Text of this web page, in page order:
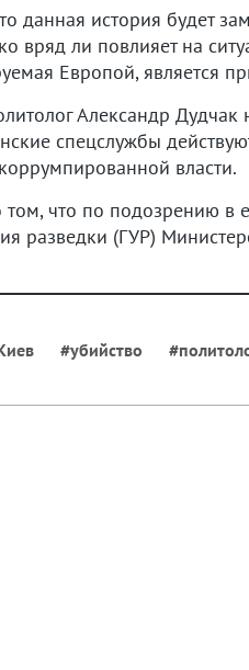
данная история будет
вряд ли повлияет на
Европой, является
Александр Дудчак
спецслужбы
власти.
том, что по подозрению в
разведки (ГУР)
#убийство